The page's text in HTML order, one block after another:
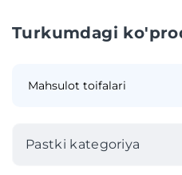
Turkumdagi
Pastki kategoriya